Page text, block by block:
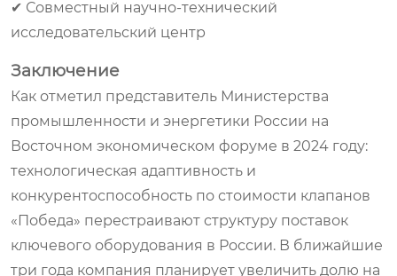
✔ Совместный научно-технический
исследовательский центр
Заключение
Как отметил представитель Министерства
промышленности и энергетики России на
Восточном экономическом форуме в 2024 году:
технологическая адаптивность и
конкурентоспособность по стоимости клапанов
«Победа» перестраивают структуру поставок
ключевого оборудования в России. В ближайшие
три года компания планирует увеличить долю на